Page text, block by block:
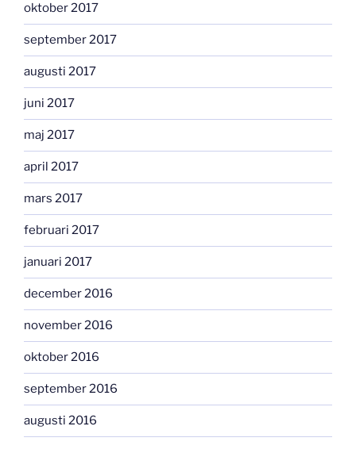
oktober 2017
september 2017
augusti 2017
juni 2017
maj 2017
april 2017
mars 2017
februari 2017
januari 2017
december 2016
november 2016
oktober 2016
september 2016
augusti 2016